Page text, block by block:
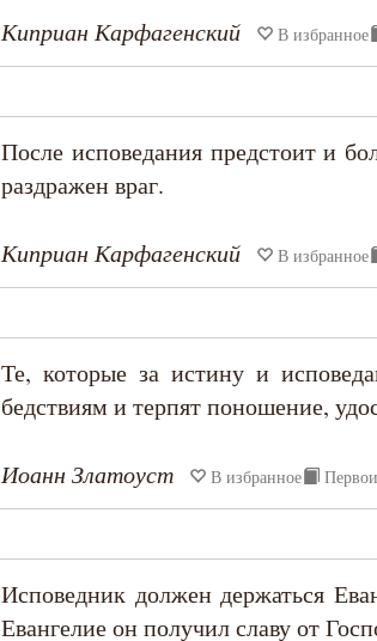
Киприан Карфагенский В избранное
После исповедания предстоит и
раздражен враг.
Киприан Карфагенский В избранное
Те, которые за истину и
бедствиям и терпят поношение,
Иоанн Златоуст В избранное
Исповедник должен держаться
Евангелие он получил славу от